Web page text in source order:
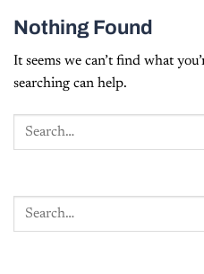
Nothing Found
It seems we can’t find what
searching can help.